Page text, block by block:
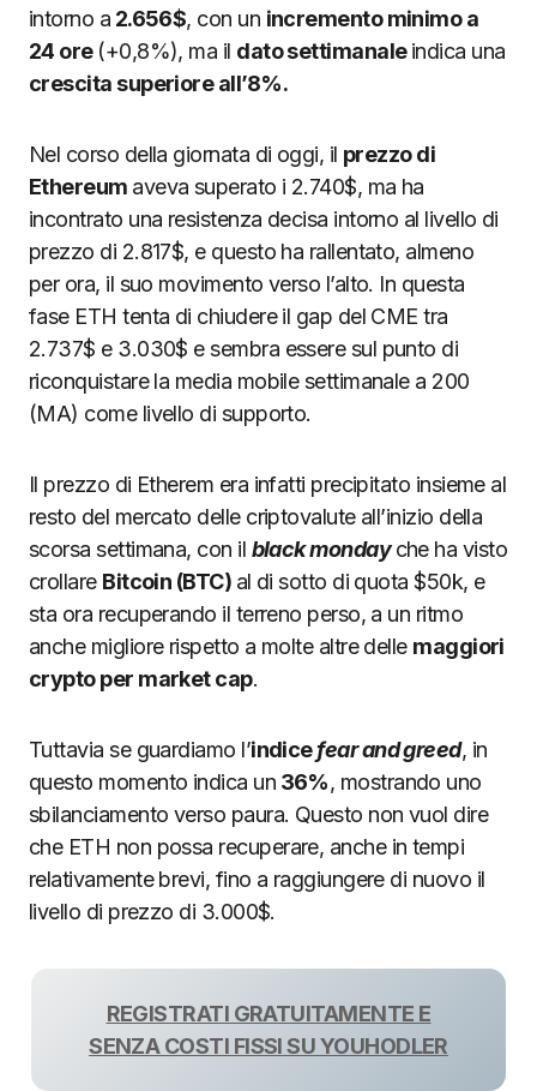
intorno a 2.656$, con un incremento minimo a
24 ore (+0,8%), ma il dato settimanaleindica una
crescita superiore all’8%.
Nel corso della giornata di oggi, il prezzo di
Ethereum aveva superato i 2.740$, ma ha
incontrato una resistenza decisa intorno al livello di
prezzo di 2.817$, e questo ha rallentato, almeno
per ora, il suo movimento verso l’alto. In questa
fase ETH tenta di chiudere il gap del CME tra
2.737$ e 3.030$ e sembra essere sul punto di
riconquistare la media mobile settimanale a 200
(MA) come livello di supporto.
Il prezzo di Etherem era infatti precipitato insieme al
resto del mercato delle criptovalute all’inizio della
scorsa settimana, con il black mondayche ha visto
crollare Bitcoin (BTC) al di sotto di quota $50k, e
sta ora recuperando il terreno perso, a un ritmo
anche migliore rispetto a molte altre delle maggiori
crypto per market cap.
Tuttavia se guardiamo l’indicefear and greed, in
questo momento indica un 36%, mostrando uno
sbilanciamento verso paura. Questo non vuol dire
che ETH non possa recuperare, anche in tempi
relativamente brevi, fino a raggiungere di nuovo il
livello di prezzo di 3.000$.
REGISTRATI GRATUITAMENTE E
SENZA COSTI FISSI SU YOUHODLER